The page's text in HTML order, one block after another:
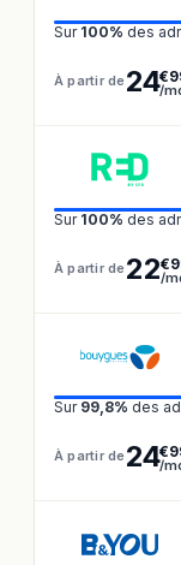
Sur 100% des
À partir de 24/
Sur 100% des
À partir de 22/
Sur 99,8% des
À partir de 24/